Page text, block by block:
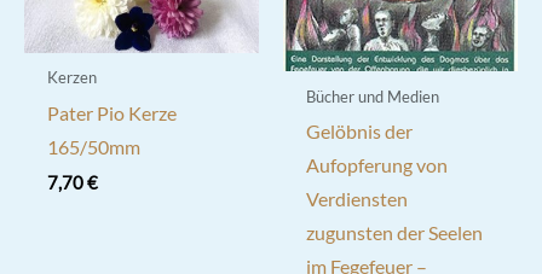
Kerzen
Pater Pio Kerze
165/50mm
7,70€
Bücher und Medien
Gelöbnis der
Aufopferung von
Verdiensten
zugunsten der Seelen
im Fegefeuer –